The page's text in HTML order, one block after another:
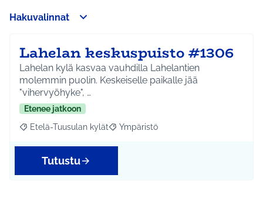
Hakuvalinnat
Lahelan keskuspuisto #1306
Lahelan kylä kasvaa vauhdilla Lahelantien
molemmin puolin. Keskeiselle paikalle jää
"vihervyöhyke", …
Etenee jatkoon
Rajaa tulokset aihepiirin mukaan: Etelä-Tuusulan kylät
Etelä-Tuusulan kylät Rajaa tulokset teeman mukaan:
Ympäristö
Tutustu